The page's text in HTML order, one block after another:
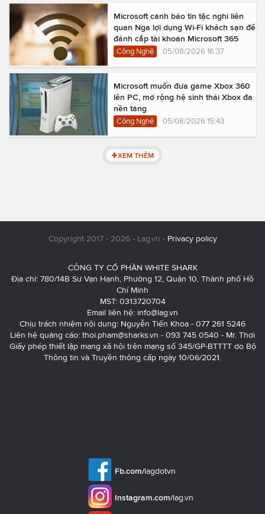
Microsoft cảnh báo tin tặc nghi liên
quan Nga lợi dụng Wi-Fi khách sạn để
đánh cắp tài khoản Microsoft 365
Công Nghệ 05/08/2026 16:37
Microsoft muốn đưa game Xbox 360
lên PC, mở rộng hệ sinh thái Xbox đa
nền tảng
Công Nghệ 05/08/2026 15:43
XEM THÊM
Copyright 2017 - 2026 - Lag.vn - Privacy policy
CÔNG TY CỔ PHẦN WHITE SHARK
Địa chỉ: 780/14B Sư Vạn Hạnh, Phường 12, Quận 10, Thành phố Hồ
Chí Minh
MST: 0313720704
Email liên hệ: info@lag.vn
Chịu trách nhiệm nội dung: Nguyễn Tiến Khoa - 077 261 5246
Liên hệ quảng cáo: thoi.pham@sharks.vn - 093 745 0540 - Mr. Thơi
Giấy phép thiết lập mạng xã hội trên mạng số 345/GP-BTTTT do Bộ
Thông tin và Truyền thông cấp ngày 10/06/2021.
Fb.com/lagdotvn
Instagram.com/lag.vn